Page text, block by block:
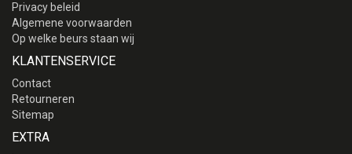
Privacy beleid
Algemene voorwaarden
Op welke beurs staan wij
KLANTENSERVICE
Contact
Retourneren
Sitemap
EXTRA